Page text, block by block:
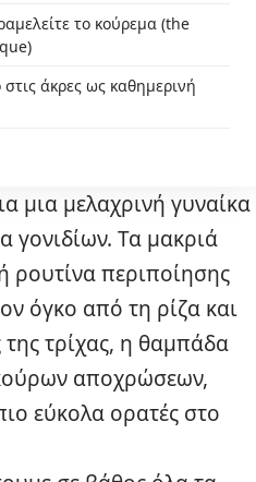
το κούρεμα (the
στις άκρες ως καθημερινή
μια μελαχρινή γυναίκα
γονιδίων. Τα μακριά
ρουτίνα περιποίησης
όγκο από τη ρίζα και
της τρίχας, η θαμπάδα
αποχρώσεων,
εύκολα ορατές στο